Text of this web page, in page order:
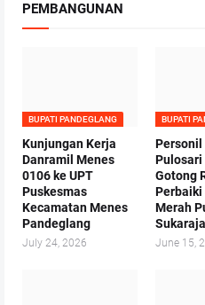
PEMBANGUNAN
BUPATI PANDEGLANG
Kunjungan Kerja
Danramil Menes
0106 ke UPT
Puskesmas
Kecamatan Menes
Pandeglang
July 24, 2026
BUPATI
Personil
Pulosari
Gotong
Merah
Sukaraja
June 15,